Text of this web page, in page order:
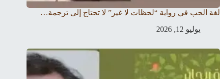
لغة الحب في رواية “لحظات لا غير” لا تحتاج إلى ترجمة…
يوليو 12, 2026